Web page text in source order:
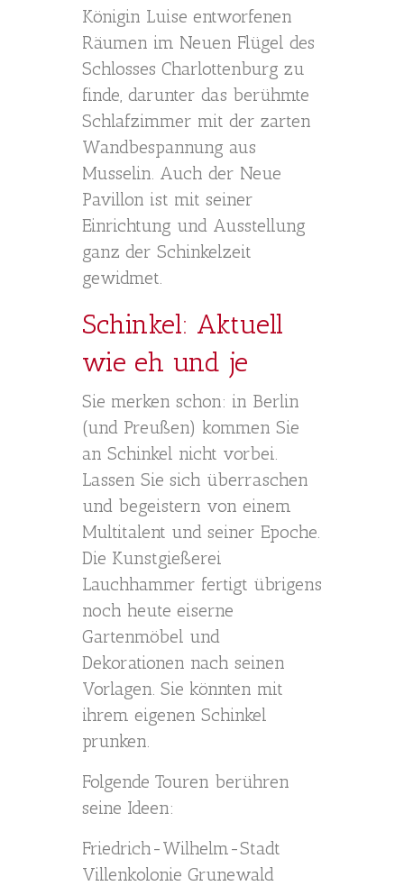
Königin Luise entworfenen
Räumen im Neuen Flügel des
Schlosses Charlottenburg zu
finde, darunter das berühmte
Schlafzimmer mit der zarten
Wandbespannung aus
Musselin. Auch der Neue
Pavillon ist mit seiner
Einrichtung und Ausstellung
ganz der Schinkelzeit
gewidmet.
Schinkel: Aktuell
wie eh und je
Sie merken schon: in Berlin
(und Preußen) kommen Sie
an Schinkel nicht vorbei.
Lassen Sie sich überraschen
und begeistern von einem
Multitalent und seiner Epoche.
Die Kunstgießerei
Lauchhammer fertigt übrigens
noch heute eiserne
Gartenmöbel und
Dekorationen nach seinen
Vorlagen. Sie könnten mit
ihrem eigenen Schinkel
prunken.
Folgende Touren berühren
seine Ideen:
Friedrich-Wilhelm-Stadt
Villenkolonie Grunewald